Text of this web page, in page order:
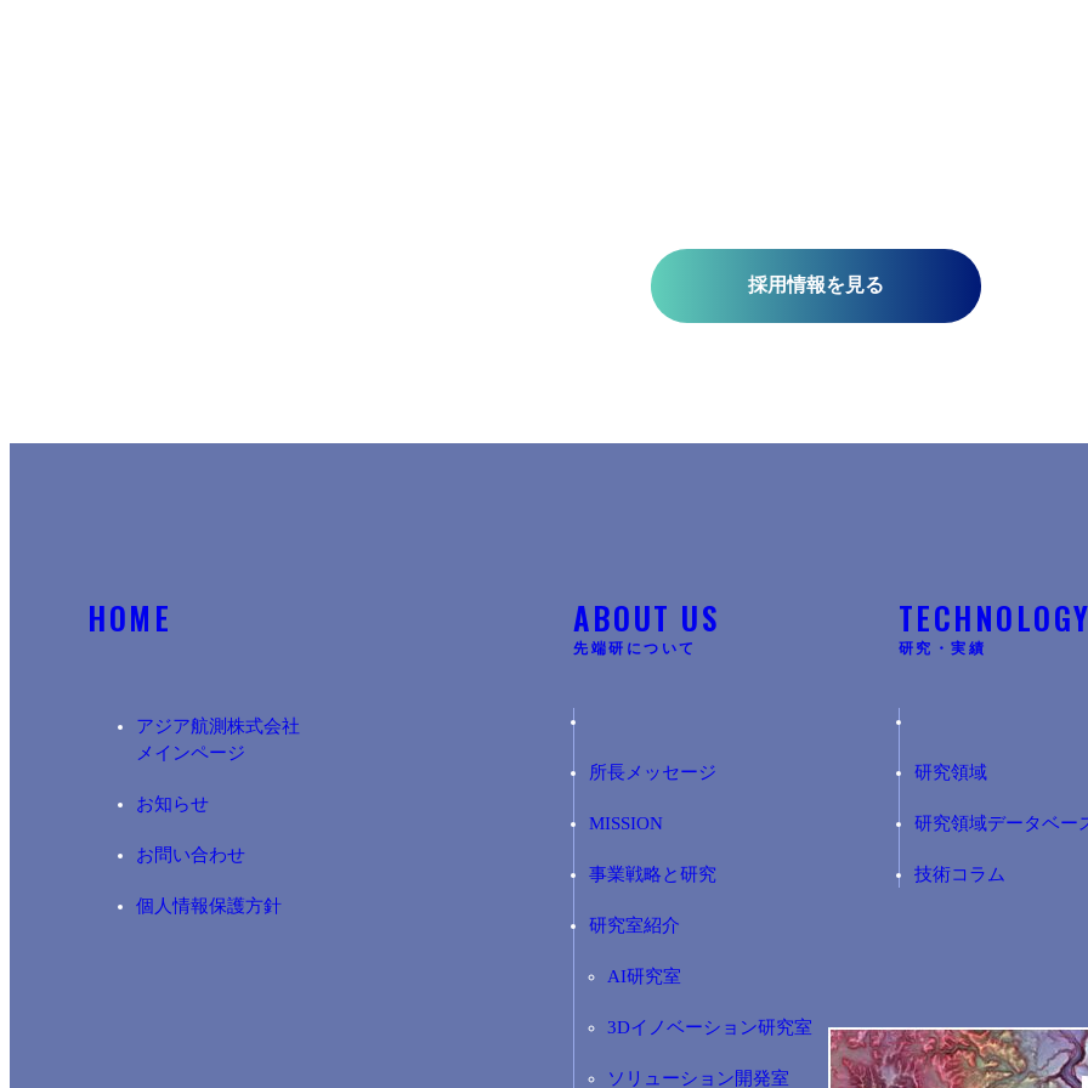
採用情報を見る
HOME
アジア航測株式会社​
メインページ
お知らせ
お問い合わせ
個人情報保護方針
ABOUT US
先端研について
所長メッセージ
MISSION
事業戦略と研究
研究室紹介
AI研究室
3Dイノベーション研究室
ソリューション開発室
TECHNOLOGY
研究・実績
研究領域
研究領域データベー
技術コラム